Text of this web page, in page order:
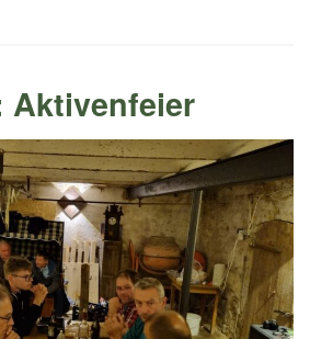
Aktivenfeier